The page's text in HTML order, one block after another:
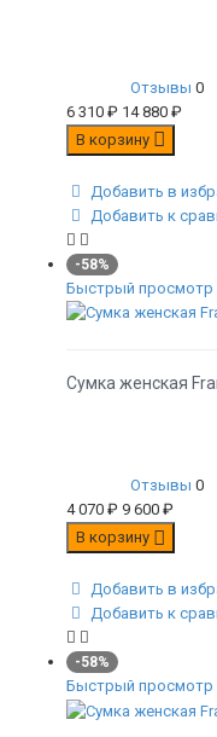
Отзывы 0
6 310 ₽ 14 880 ₽
В корзину
Добавить в
Добавить к
-58%
Быстрый просмотр
Сумка женская
Отзывы 0
4 070 ₽ 9 600 ₽
В корзину
Добавить в
Добавить к
-58%
Быстрый просмотр